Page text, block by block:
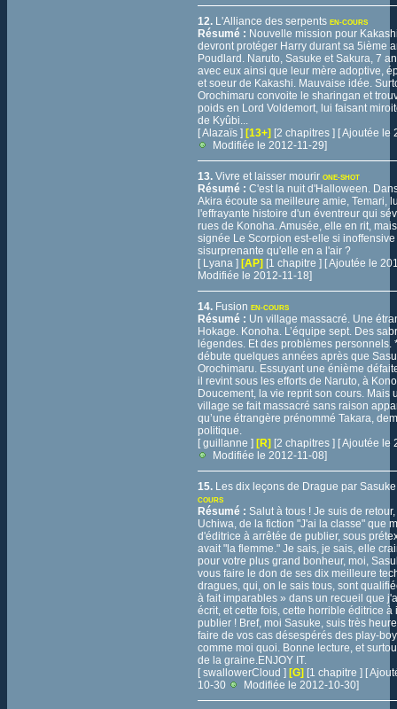
12. L'Alliance des serpents EN-COURS
Résumé : Nouvelle mission pour
devront protéger Harry durant sa 5ième
Poudlard. Naruto, Sasuke et Sakura, 7
avec eux ainsi que leur mère adoptive,
et soeur de Kakashi. Mauvaise idée.
Orochimaru convoite le sharingan et
poids en Lord Voldemort, lui faisant
de Kyûbi...
[ Alazaïs ] [13+] [2 chapitres ] [ Ajoutée le
Modifiée le 2012-11-29]
13. Vivre et laisser mourir ONE-SHOT
Résumé : C'est la nuit d'Halloween.
Akira écoute sa meilleure amie, Temari,
l'effrayante histoire d'un éventreur qui
rues de Konoha. Amusée, elle en rit,
signée Le Scorpion est-elle si inoffensive
sisurprenante qu'elle en a l'air ?
[ Lyana ] [AP] [1 chapitre ] [ Ajoutée le
Modifiée le 2012-11-18]
14. Fusion EN-COURS
Résumé : Un village massacré. Une
Hokage. Konoha. L’équipe sept. Des
légendes. Et des problèmes personnels.
débute quelques années après que
Orochimaru. Essuyant une énième
il revint sous les efforts de Naruto, à
Doucement, la vie reprit son cours. Mais
village se fait massacré sans raison
qu’une étrangère prénommé Takara,
politique.
[ guillanne ] [R] [2 chapitres ] [ Ajoutée le
Modifiée le 2012-11-08]
15. Les dix leçons de Drague par
COURS
Résumé : Salut à tous ! Je suis de
Uchiwa, de la fiction "J'ai la classe" que
d'éditrice à arrêtée de publier, sous
avait "la flemme." Je sais, je sais, elle
pour votre plus grand bonheur, moi,
vous faire le don de ses dix meilleure
dragues, qui, on le sais tous, sont
à fait imparables » dans un recueil que
écrit, et cette fois, cette horrible éditrice à
publier ! Bref, moi Sasuke, suis très
faire de vos cas désespérés des play-
comme moi quoi. Bonne lecture, et
de la graine.ENJOY IT.
[ swallowerCloud ] [G] [1 chapitre ] [
10-30
Modifiée le 2012-10-30]